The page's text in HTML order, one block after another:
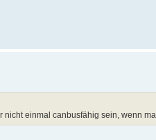
einmal canbusfähig sein, wenn